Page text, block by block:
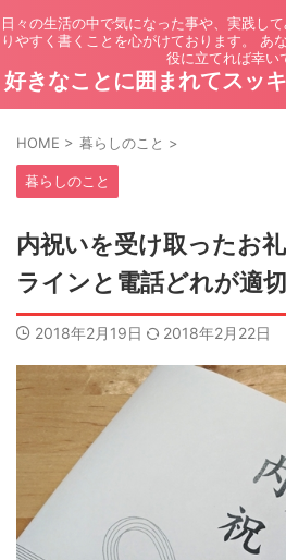
日々の生活の中で気になった事や、実践し
りやすく書くことを心がけております。 あ
役に立てれば幸い
好きなことに囲まれてスッ
HOME > 暮らしのこと >
暮らしのこと
内祝いを受け取ったお
ラインと電話どれが適
2018年2月19日 2018年2月22日